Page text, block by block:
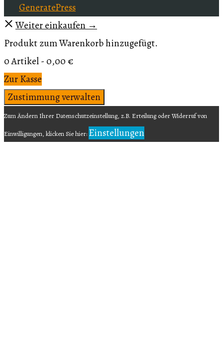
GeneratePress
Weiter einkaufen →
Produkt zum Warenkorb hinzugefügt.
0 Artikel - 0,00€
Zur Kasse
Zustimmung verwalten
Zum Ändern Ihrer Datenschutzeinstellung, z.B. Erteilung oder Widerruf von
Einwilligungen, klicken Sie hier: Einstellungen